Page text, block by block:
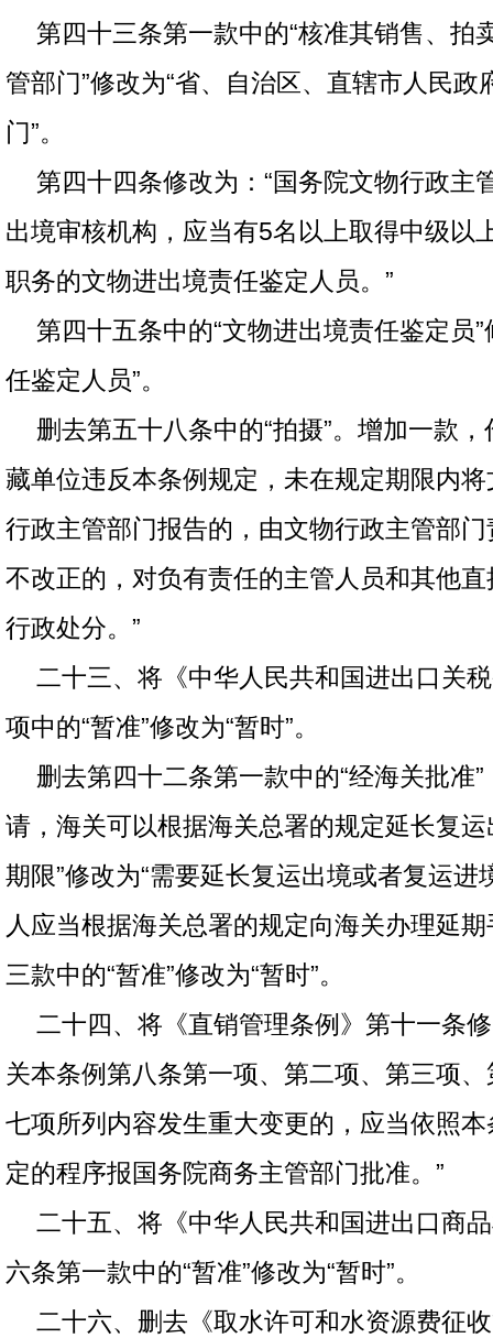
第四十三条第一款中的“核准其销售、拍
管部门”修改为“省、自治区、直辖市人民政
门”。
第四十四条修改为：“国务院文物行政主
出境审核机构，应当有5名以上取得中级以
职务的文物进出境责任鉴定人员。”
第四十五条中的“文物进出境责任鉴定员
任鉴定人员”。
删去第五十八条中的“拍摄”。增加一款
藏单位违反本条例规定，未在规定期限内
行政主管部门报告的，由文物行政主管部
不改正的，对负有责任的主管人员和其他
行政处分。”
二十三、将《中华人民共和国进出口关
项中的“暂准”修改为“暂时”。
删去第四十二条第一款中的“经海关批准
请，海关可以根据海关总署的规定延长复
期限”修改为“需要延长复运出境或者复运进
人应当根据海关总署的规定向海关办理延
三款中的“暂准”修改为“暂时”。
二十四、将《直销管理条例》第十一条
关本条例第八条第一项、第二项、第三项
七项所列内容发生重大变更的，应当依照
定的程序报国务院商务主管部门批准。”
二十五、将《中华人民共和国进出口商
六条第一款中的“暂准”修改为“暂时”。
二十六、删去《取水许可和水资源费征